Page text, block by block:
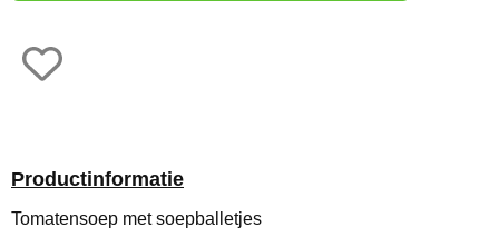
Productinformatie
Tomatensoep met soepballetjes